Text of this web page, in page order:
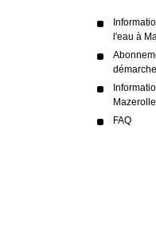
l'eau à
FAQ